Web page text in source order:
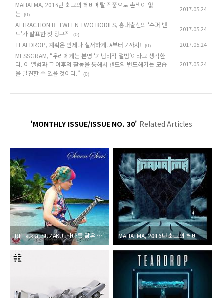
MAHATMA, 2016년 최고의 헤비메탈 작품으로 손색이 없
는 (0)
2017.05.24
ATTRACTION BETWEEN TWO BODIES, 홍대출신의 ‘슈퍼 밴
드’가 발표한 첫 정규작 (0)
2017.05.24
TEAEDROP, 계획은 언제나 철저하게. A부터 Z까지! (0) 2017.05.24
MESSGRAM, “우리에게는 분명 ‘기념비적 앨범’이라고 생각한
다. 이 앨범과 그 이후의 활동을 통해서 밴드의 변모해가는 모습
을 발견할 수 있을 것이다.”
(0)
2017.05.24
'MONTHLY ISSUE/ISSUE NO. 30' Related Articles
RIE a.k.a. SUZAKU, 바다를 닮은 에메랄드빛 퓨전 기타 사운드 MAHATMA, 2016년 최고의 헤비메탈 작품으로 손색이 없는